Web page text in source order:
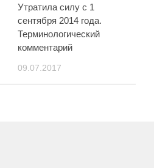
Утратила силу с 1
сентября 2014 года.
Терминологический
комментарий
09.07.2017